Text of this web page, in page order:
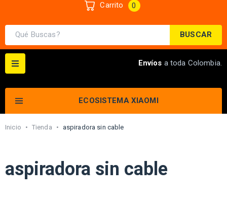
BUSCAR
Carrito
0
ECOSISTEMA XIAOMI
Envíos a toda Colombia.
Inicio • Tienda • aspiradora sin cable
aspiradora sin cable